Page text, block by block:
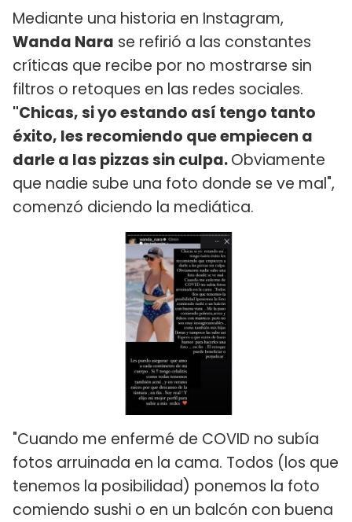
Mediante una historia en Instagram,
Wanda Nara se refirió a las constantes
críticas que recibe por no mostrarse sin
filtros o retoques en las redes sociales.
"Chicas, si yo estando así tengo tanto
éxito, les recomiendo que empiecen a
darle a las pizzas sin culpa.Obviamente
que nadie sube una foto donde se ve mal",
comenzó diciendo la mediática.
"Cuando me enfermé de COVID no subía
fotos arruinada en la cama. Todos (los que
tenemos la posibilidad) ponemos la foto
comiendo sushi o en un balcón con buena